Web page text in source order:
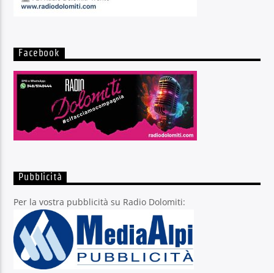
Facebook
Pubblicità
Per la vostra pubblicità su Radio Dolomiti: